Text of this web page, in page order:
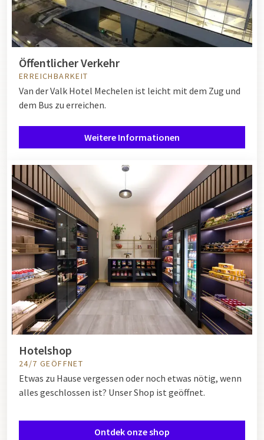
Öffentlicher Verkehr
ERREICHBARKEIT
Van der Valk Hotel Mechelen ist leicht mit dem Zug und
dem Bus zu erreichen.
Weitere Informationen
Hotelshop
24/7 GEÖFFNET
Etwas zu Hause vergessen oder noch etwas nötig, wenn
alles geschlossen ist? Unser Shop ist geöffnet.
Ontdek onze shop